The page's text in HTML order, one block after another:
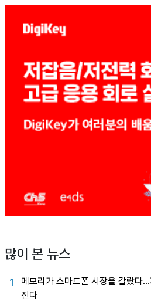
많이 본 뉴스
1
메모리가 스마트폰 시장을 갈랐다
진다